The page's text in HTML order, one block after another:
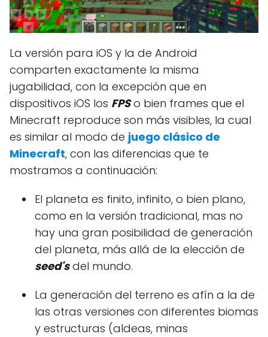
La versión para iOS y la de Android
comparten exactamente la misma
jugabilidad, con la excepción que en
dispositivos iOS los FPS o bien frames que el
Minecraft reproduce son más visibles, la cual
es similar al modo de juego clásico de
Minecraft, con las diferencias que te
mostramos a continuación:
El planeta es finito, infinito, o bien plano,
como en la versión tradicional, mas no
hay una gran posibilidad de generación
del planeta, más allá de la elección de
seed'sdel mundo.
La generación del terreno es afín a la de
las otras versiones con diferentes biomas
y estructuras (aldeas, minas